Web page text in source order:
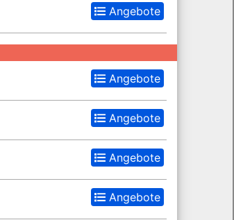
Angebote
Angebote
Angebote
Angebote
Angebote